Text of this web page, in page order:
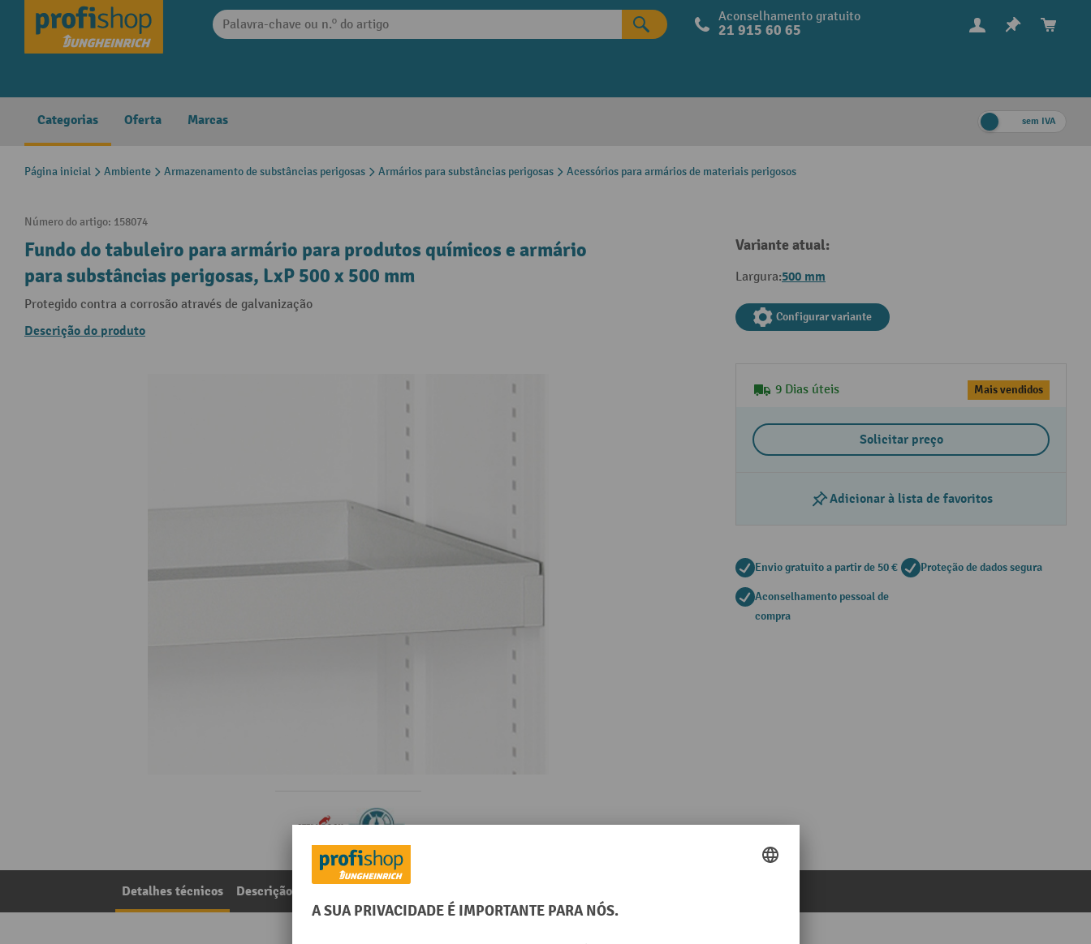
Saltar para a navegação principal Aconselhamento gratuito
21 915 60 65
Categorias Oferta Marcas sem IVA
Página inicial Ambiente Armazenamento de substâncias perigosas Armários para substâncias perigosas Acessórios para armários de materiais perigosos
Número do artigo: 158074
Fundo do tabuleiro para armário para produtos químicos e armário
para substâncias perigosas, LxP 500 x 500 mm
Protegido contra a corrosão através de galvanização
Descrição do produto
Variante atual:
Largura:500 mm
Configurar variante
9 Dias úteis Mais vendidos
Solicitar preço
Adicionar à lista de favoritos
Envio gratuito a partir de 50 € Proteção de dados segura
Aconselhamento pessoal de
compra
Detalhes técnicos Descrição do artigo